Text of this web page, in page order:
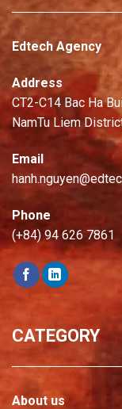
Edtech Agency
Address
CT2-C14 Bac Ha
NamTu Liem
Email
Phone
(+84) 94 626 7861
CATEGORY
About us